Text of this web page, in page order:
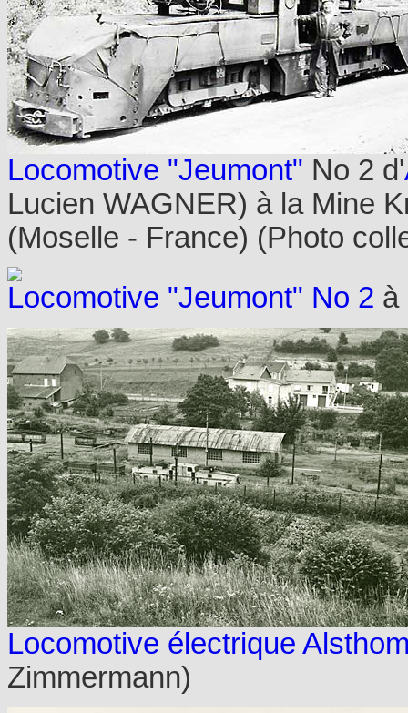
Locomotive "Jeumont" No 2 d'
Lucien WAGNER) à la Mine
(Moselle - France) (Photo
Locomotive "Jeumont" No 2 à
Locomotive électrique
Zimmermann)